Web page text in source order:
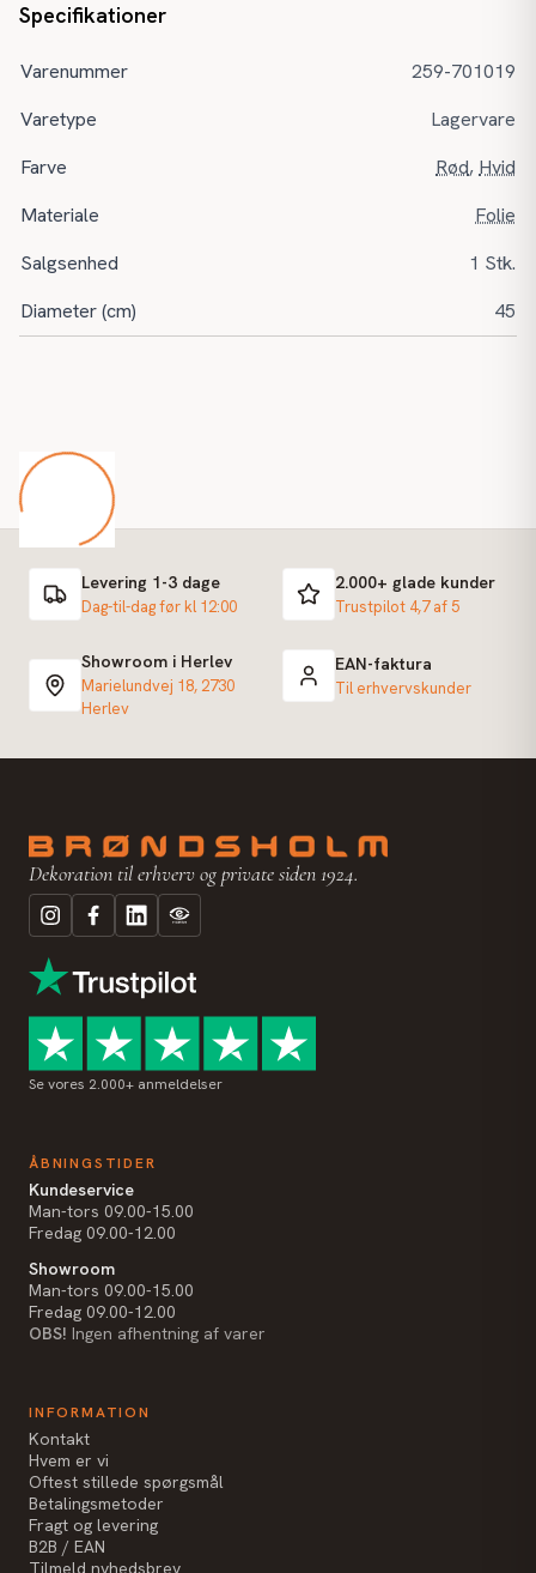
Specifikationer
Varenummer
259-701019
Varetype
Lagervare
Farve
Rød, Hvid
Materiale
Folie
Salgsenhed
1 Stk.
Diameter (cm)
45
Levering 1-3 dage
Dag-til-dag før kl 12:00
2.000+ glade kunder
Trustpilot 4,7 af 5
Showroom i Herlev
Marielundvej 18, 2730
Herlev
EAN-faktura
Til erhvervskunder
Dekoration til erhverv og private siden 1924.
Se vores 2.000+ anmeldelser
ÅBNINGSTIDER
Kundeservice
Man-tors 09.00-15.00
Fredag 09.00-12.00
Showroom
Man-tors 09.00-15.00
Fredag 09.00-12.00
OBS! Ingen afhentning af varer
INFORMATION
Kontakt
Hvem er vi
Oftest stillede spørgsmål
Betalingsmetoder
Fragt og levering
B2B / EAN
Tilmeld nyhedsbrev